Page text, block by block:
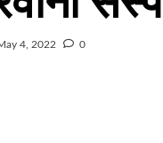
4, 2022 0